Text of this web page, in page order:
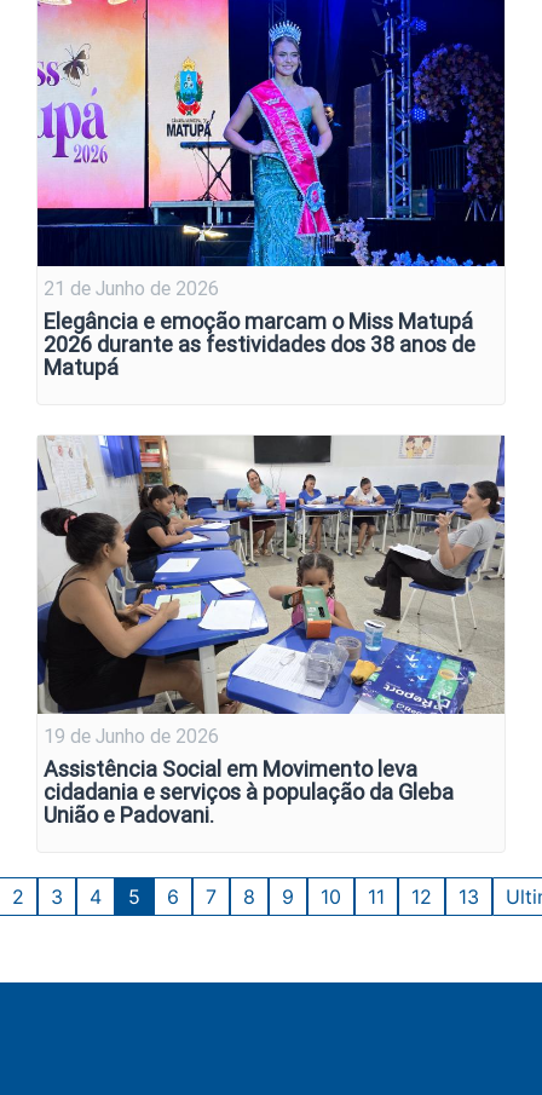
21 de Junho de 2026
Elegância e emoção marcam o Miss Matupá
2026 durante as festividades dos 38 anos de
Matupá
19 de Junho de 2026
Assistência Social em Movimento leva
cidadania e serviços à população da Gleba
União e Padovani.
2 3 4 5 6 7 8 9 10 11 12 13